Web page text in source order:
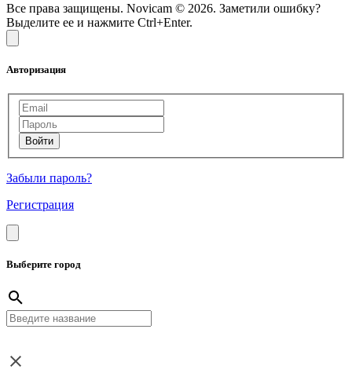
Все права защищены. Novicam © 2026. Заметили ошибку?
Выделите ее и нажмите Ctrl+Enter.
Авторизация
Забыли пароль?
Регистрация
Выберите город